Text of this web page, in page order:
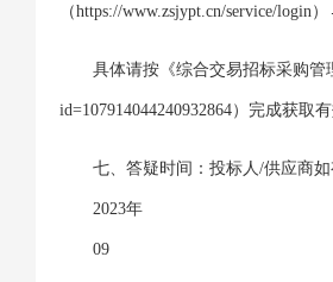
（https://www.zsjypt.cn/service/
具体请按《综合交易招标采购管
id=107914044240932864）完成获取
七、答疑时间：投标人/供应商
2023年
09